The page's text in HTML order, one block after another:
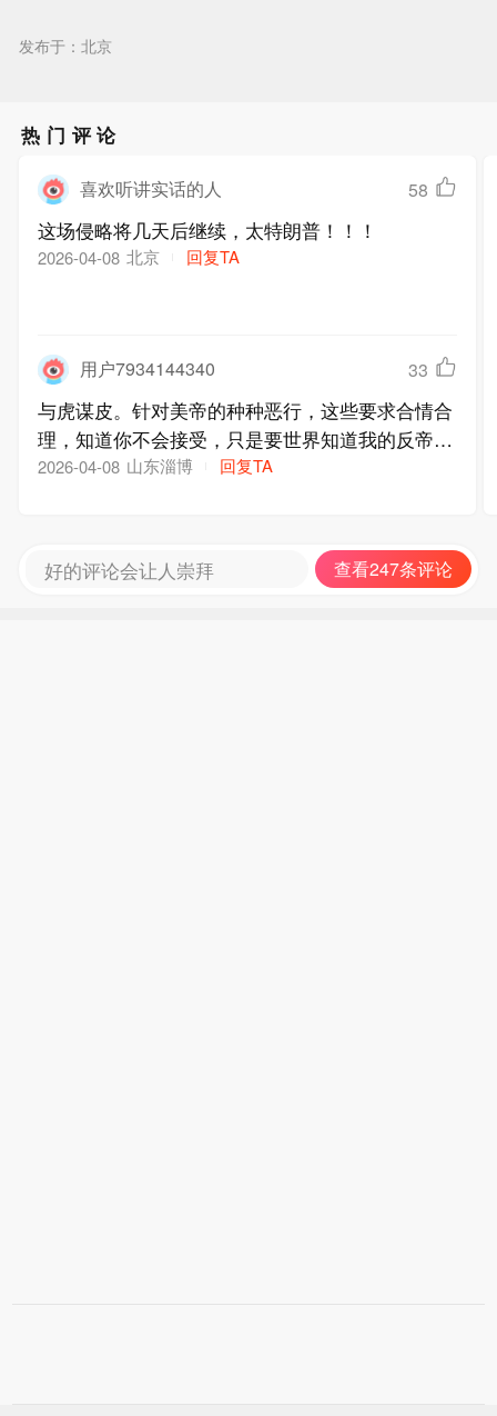
发布于：北京
热门评论
喜欢听讲实话的人 58
这场侵略将几天后继续，太特朗普！！！
2026-04-08 北京 回复TA
用户7934144340 33
与虎谋皮。针对美帝的种种恶行，这些要求合情合
理，知道你不会接受，只是要世界知道我的反帝反
霸的决心和意志。
2026-04-08 山东淄博 回复TA
好的评论会让人崇拜 查看247条评论